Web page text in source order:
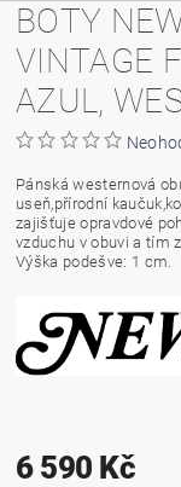
BOTY
VINTAGE
AZUL,
Pánská westernová
useň,přírodní
zajišťuje opravdové
vzduchu v obuvi a tím
Výška podešve: 1 cm.
6 590 Kč